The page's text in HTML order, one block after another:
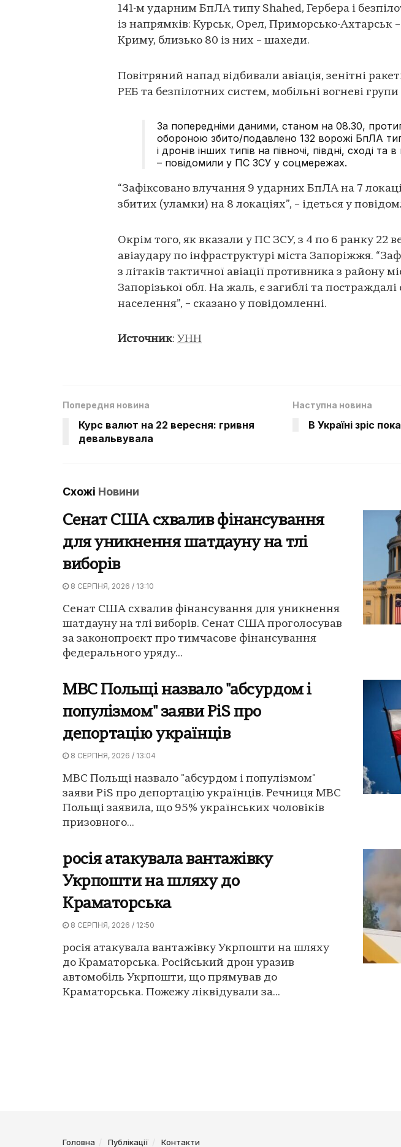
141-м ударним БпЛА типу Shahed, Гербера і
із напрямків: Курськ, Орел, Приморсько-Ахтарськ
Криму, близько 80 із них – шахеди.
Повітряний напад відбивали авіація, зенітні
РЕБ та безпілотних систем, мобільні вогневі
За попередніми даними, станом на 08.30,
обороною збито/подавлено 132 ворожі БпЛА
і дронів інших типів на півночі, півдні, сході та
– повідомили у ПС ЗСУ у соцмережах.
“Зафіксовано влучання 9 ударних БпЛА на 7
збитих (уламки) на 8 локаціях”, – ідеться у
Окрім того, як вказали у ПС ЗСУ, з 4 по 6 ранку 22
авіаудару по інфраструктурі міста Запоріжжя.
з літаків тактичної авіації противника з району
Запорізької обл. На жаль, є загиблі та
населення”, – сказано у повідомленні.
Источник: УНН
Попередня новина
Курс валют на 22 вересня: гривня
девальвувала
Наступна новина
В Україні зріс
Схожі Новини
Сенат США схвалив фінансування
для уникнення шатдауну на тлі
виборів
8 СЕРПНЯ, 2026 / 13:10
Сенат США схвалив фінансування для уникнення
шатдауну на тлі виборів. Сенат США проголосував
за законопроєкт про тимчасове фінансування
федерального уряду...
МВС Польщі назвало "абсурдом і
популізмом" заяви PiS про
депортацію українців
8 СЕРПНЯ, 2026 / 13:04
МВС Польщі назвало "абсурдом і популізмом"
заяви PiS про депортацію українців. Речниця МВС
Польщі заявила, що 95% українських чоловіків
призовного...
росія атакувала вантажівку
Укрпошти на шляху до
Краматорська
8 СЕРПНЯ, 2026 / 12:50
росія атакувала вантажівку Укрпошти на шляху
до Краматорська. Російський дрон уразив
автомобіль Укрпошти, що прямував до
Краматорська. Пожежу ліквідували за...
Головна Публікації Контакти